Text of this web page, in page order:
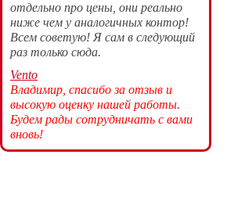
отдельно про цены, они реально
ниже чем у аналогичных контор!
Всем советую! Я сам в следующий
раз только сюда.
Vento
Владимир, спасибо за отзыв и
высокую оценку нашей работы.
Будем рады сотрудничать с вами
вновь!